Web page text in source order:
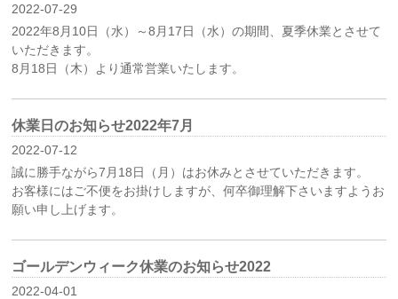
2022-07-29
2022年8月10日（水）～8月17日（水）の期間、夏季休業とさせて
いただきます。
8月18日（木）より通常営業いたします。
休業日のお知らせ2022年7月
2022-07-12
誠に勝手ながら7月18日（月）はお休みとさせていただきます。
お客様にはご不便をお掛けしますが、何卒御理解下さいますようお
願い申し上げます。
ゴールデンウィーク休業のお知らせ2022
2022-04-01